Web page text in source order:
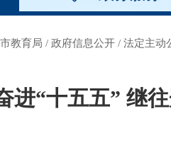
教育局 / 政府信息公开 / 法定主动
进“十五五” 继